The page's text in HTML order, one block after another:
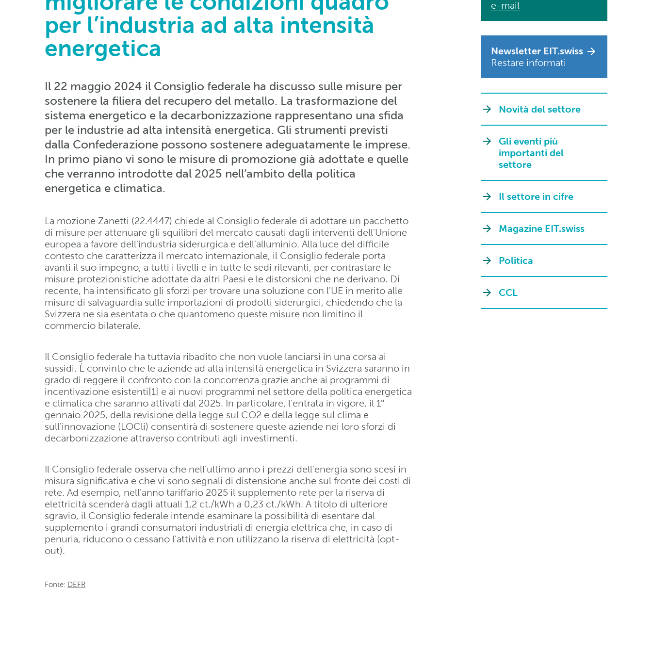
per l’industria ad alta intensità
energetica
Il 22 maggio 2024 il Consiglio federale ha discusso sulle misure per
sostenere la filiera del recupero del metallo. La trasformazione del
sistema energetico e la decarbonizzazione rappresentano una sfida
per le industrie ad alta intensità energetica. Gli strumenti previsti
dalla Confederazione possono sostenere adeguatamente le imprese.
In primo piano vi sono le misure di promozione già adottate e quelle
che verranno introdotte dal 2025 nell’ambito della politica
energetica e climatica.
La mozione Zanetti (22.4447) chiede al Consiglio federale di adottare un pacchetto
di misure per attenuare gli squilibri del mercato causati dagli interventi dell'Unione
europea a favore dell'industria siderurgica e dell'alluminio. Alla luce del difficile
contesto che caratterizza il mercato internazionale, il Consiglio federale porta
avanti il suo impegno, a tutti i livelli e in tutte le sedi rilevanti, per contrastare le
misure protezionistiche adottate da altri Paesi e le distorsioni che ne derivano. Di
recente, ha intensificato gli sforzi per trovare una soluzione con l'UE in merito alle
misure di salvaguardia sulle importazioni di prodotti siderurgici, chiedendo che la
Svizzera ne sia esentata o che quantomeno queste misure non limitino il
commercio bilaterale.
Il Consiglio federale ha tuttavia ribadito che non vuole lanciarsi in una corsa ai
sussidi. È convinto che le aziende ad alta intensità energetica in Svizzera saranno in
grado di reggere il confronto con la concorrenza grazie anche ai programmi di
incentivazione esistenti[1] e ai nuovi programmi nel settore della politica energetica
e climatica che saranno attivati dal 2025. In particolare, l'entrata in vigore, il 1°
gennaio 2025, della revisione della legge sul CO2 e della legge sul clima e
sull'innovazione (LOCli) consentirà di sostenere queste aziende nei loro sforzi di
decarbonizzazione attraverso contributi agli investimenti.
Il Consiglio federale osserva che nell'ultimo anno i prezzi dell'energia sono scesi in
misura significativa e che vi sono segnali di distensione anche sul fronte dei costi di
rete. Ad esempio, nell'anno tariffario 2025 il supplemento rete per la riserva di
elettricità scenderà dagli attuali 1,2 ct./kWh a 0,23 ct./kWh. A titolo di ulteriore
sgravio, il Consiglio federale intende esaminare la possibilità di esentare dal
supplemento i grandi consumatori industriali di energia elettrica che, in caso di
penuria, riducono o cessano l'attività e non utilizzano la riserva di elettricità (opt-
out).
Fonte: DEFR
e-mail
Newsletter EIT.swiss
Restare informati
Novità del settore
Gli eventi più
importanti del
settore
Il settore in cifre
Magazine EIT.swiss
Politica
CCL